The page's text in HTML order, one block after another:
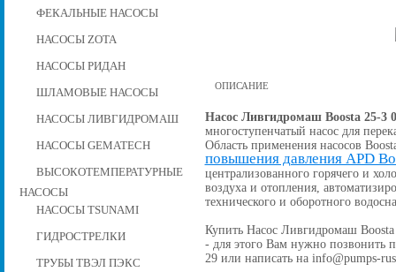
ФЕКАЛЬНЫЕ НАСОСЫ
НАСОСЫ ZOTA
НАСОСЫ РИДАН
ШЛАМОВЫЕ НАСОСЫ
НАСОСЫ ЛИВГИДРОМАШ
НАСОСЫ GEMATECH
ВЫСОКОТЕМПЕРАТУРНЫЕ
НАСОСЫ
НАСОСЫ TSUNAMI
ГИДРОСТРЕЛКИ
ТРУБЫ ТВЭЛ ПЭКС
ОПИСАНИЕ
Насос Ливгидромаш Boosta 25-3
многоступенчатый насос для
Область применения насосов
повышения давления APD
централизованного горячего и
воздуха и отопления,
технического и оборотного
Купить Насос Ливгидромаш
- для этого Вам нужно позвонить
29 или написать на info@pumps-